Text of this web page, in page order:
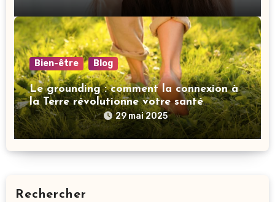
Bien-être Blog
Le grounding : comment la connexion à
la Terre révolutionne votre santé
mentale
29 mai 2025
Rechercher